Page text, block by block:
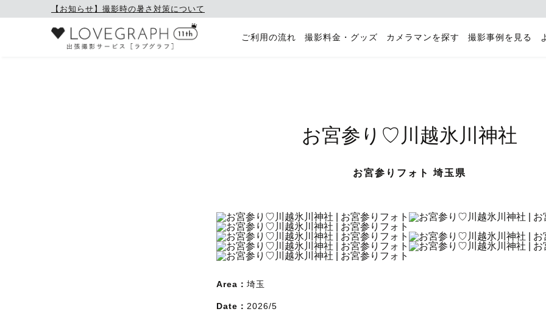
【お知らせ】撮影時の暑さ対策について
ご利用の流れ 撮影料金・グッズ カメラマンを探す 撮影事例を見る
お宮参り♡川越氷川神社
お宮参りフォト 埼玉県
Area： 埼玉
Date： 2026/5